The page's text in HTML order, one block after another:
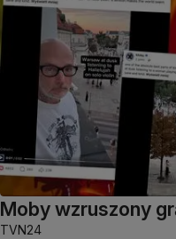
Moby wzruszony
TVN24